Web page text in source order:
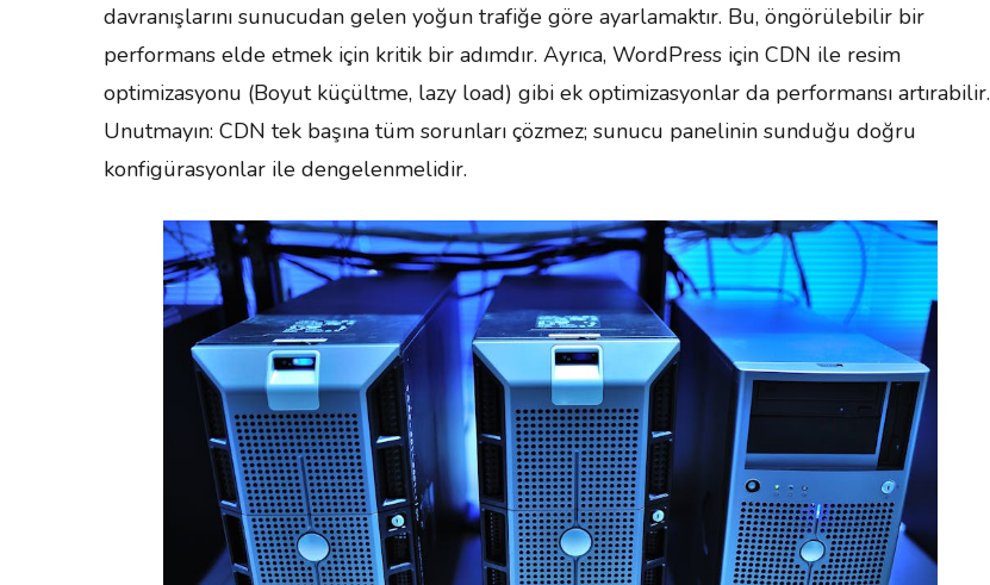
davranışlarını sunucudan gelen yoğun trafiğe göre ayarlamaktır. Bu, öngörülebilir bir
performans elde etmek için kritik bir adımdır. Ayrıca, WordPress için CDN ile resim
optimizasyonu (Boyut küçültme, lazy load) gibi ek optimizasyonlar da performansı artırabilir.
Unutmayın: CDN tek başına tüm sorunları çözmez; sunucu panelinin sunduğu doğru
konfigürasyonlar ile dengelenmelidir.